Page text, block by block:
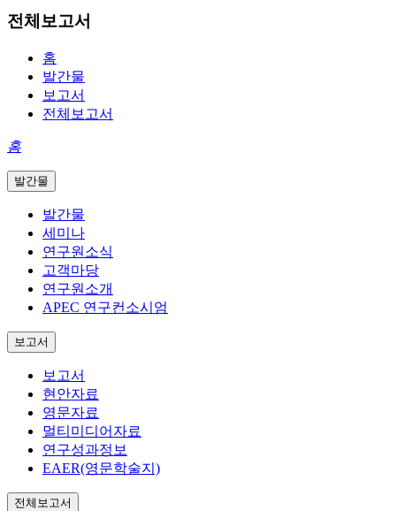
전체보고서
홈
발간물
보고서
전체보고서
홈
발간물
발간물
세미나
연구원소식
고객마당
연구원소개
APEC 연구컨소시엄
보고서
보고서
현안자료
영문자료
멀티미디어자료
연구성과정보
EAER(영문학술지)
전체보고서